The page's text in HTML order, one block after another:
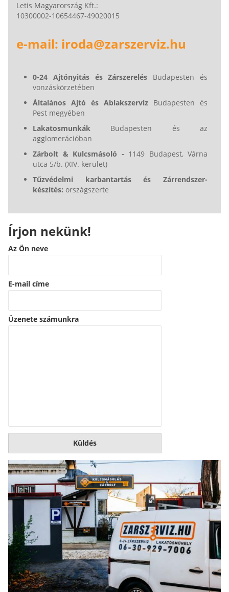
Letis Magyarország Kft.:
10300002-10654467-49020015
e-mail: iroda@zarszerviz.hu
0-24 Ajtónyitás és Zárszerelés Budapesten és
vonzáskörzetében
Általános Ajtó és Ablakszerviz Budapesten és
Pest megyében
Lakatosmunkák Budapesten és az
agglomerációban
Zárbolt & Kulcsmásoló - 1149 Budapest, Várna
utca 5/b. (XIV. kerület)
Tűzvédelmi karbantartás és Zárrendszer-
készítés: országszerte
Írjon nekünk!
Az Ön neve
E-mail címe
Üzenete számunkra